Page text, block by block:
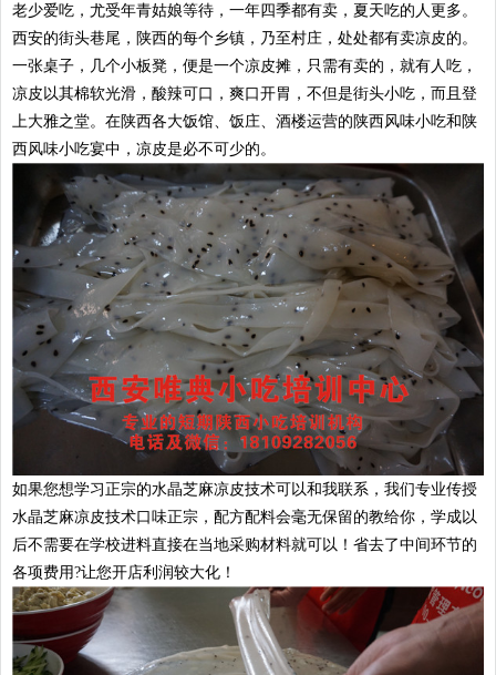
老少爱吃，尤受年青姑娘等待，一年四季都有卖，夏天吃的人更多。
西安的街头巷尾，陕西的每个乡镇，乃至村庄，处处都有卖凉皮的。
一张桌子，几个小板凳，便是一个凉皮摊，只需有卖的，就有人吃，
凉皮以其棉软光滑，酸辣可口，爽口开胃，不但是街头小吃，而且登
上大雅之堂。在陕西各大饭馆、饭庄、酒楼运营的陕西风味小吃和陕
西风味小吃宴中，凉皮是必不可少的。
如果您想学习正宗的水晶芝麻凉皮技术可以和我联系，我们专业传授
水晶芝麻凉皮技术口味正宗，配方配料会毫无保留的教给你，学成以
后不需要在学校进料直接在当地采购材料就可以！省去了中间环节的
各项费用?让您开店利润较大化！